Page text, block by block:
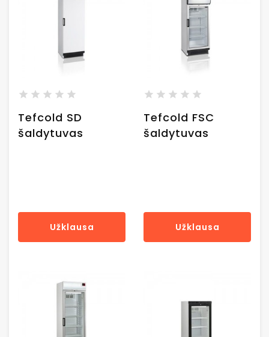
Tefcold SD
šaldytuvas
Užklausa
Tefcold FSC
šaldytuvas
Užklausa